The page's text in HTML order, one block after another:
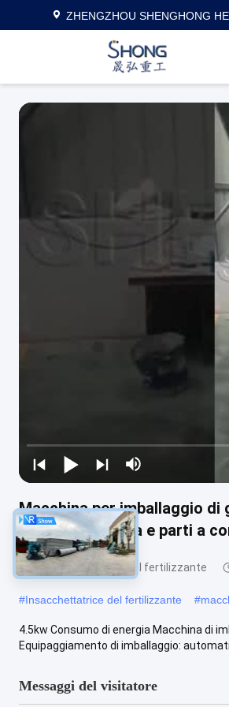
ZHENGZHOU SHENGHONG
Macchina per imballaggio di
confezioni all'ora e parti a
impacchettatrice del fertilizzante
#Insacchettatrice del fertilizzante #
4.5kw Consumo di energia Macchina di
Equipaggiamento di imballaggio:
Messaggi del visitatore